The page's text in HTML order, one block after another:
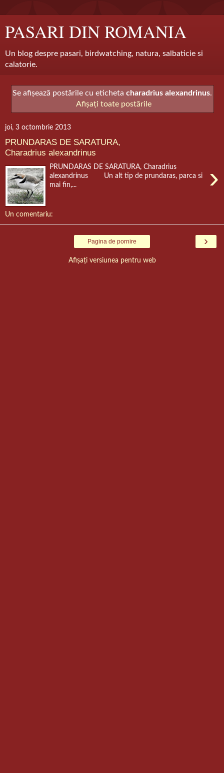
PASARI DIN ROMANIA
Un blog despre pasari, birdwatching, natura, salbaticie si
calatorie.
Se afișează postările cu eticheta charadrius alexandrinus.
Afișați toate postările
joi, 3 octombrie 2013
PRUNDARAS DE SARATURA,
Charadrius alexandrinus
›
PRUNDARAS DE SARATURA, Charadrius
alexandrinus Un alt tip de prundaras, parca si
mai fin,...
Un comentariu:
›
Pagina de pornire
Afișați versiunea pentru web